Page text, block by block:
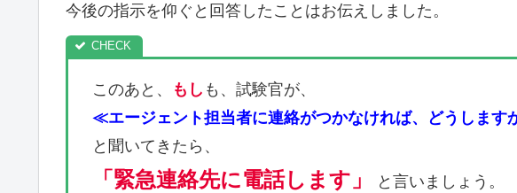
今後の指示を仰ぐと回答したことはお伝えしました。
このあと、 もし も、試験官が、
≪エージェント担当者に連絡がつかなければ、どうしま
と聞いてきたら、
「緊急連絡先に電話します」 と言いましょう。